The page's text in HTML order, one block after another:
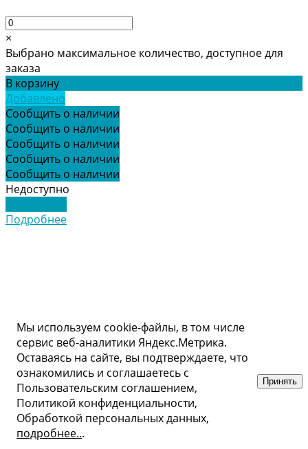
×
Выбрано максимальное количество, доступное для
заказа
В корзину
Добавлено
Сообщить о наличии
Сообщить о наличии
Сообщить о наличии
Сообщить о наличии
Сообщить о наличии
Недоступно
Подробнее
Мы используем cookie-файлы, в том числе
сервис веб-аналитики Яндекс.Метрика.
Оставаясь на сайте, вы подтверждаете, что
ознакомились и соглашаетесь с
Пользовательским соглашением,
Политикой конфиденциальности,
Обработкой персональных данных,
подробнее...
Принять